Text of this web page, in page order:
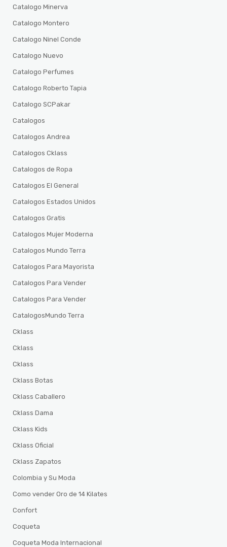
Catalogo Minerva
Catalogo Montero
Catalogo Ninel Conde
Catalogo Nuevo
Catalogo Perfumes
Catalogo Roberto Tapia
Catalogo SCPakar
Catalogos
Catalogos Andrea
Catalogos Cklass
Catalogos de Ropa
Catalogos El General
Catalogos Estados Unidos
Catalogos Gratis
Catalogos Mujer Moderna
Catalogos Mundo Terra
Catalogos Para Mayorista
Catalogos Para Vender
Catalogos Para Vender
CatalogosMundo Terra
Cklass
Cklass
Cklass
Cklass Botas
Cklass Caballero
Cklass Dama
Cklass Kids
Cklass Oficial
Cklass Zapatos
Colombia y Su Moda
Como vender Oro de 14 Kilates
Confort
Coqueta
Coqueta Moda Internacional